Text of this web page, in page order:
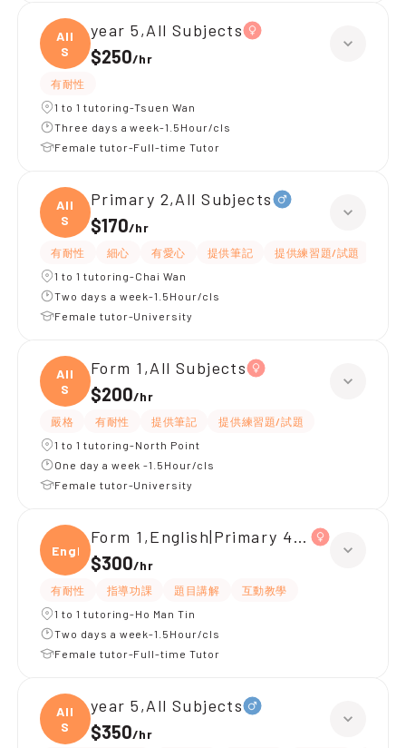
All
S
year 5,All Subjects
$250/hr
有耐性
1 to 1 tutoring-Tsuen Wan
Three days a week-1.5Hour/cls
Female tutor-Full-time Tutor
All
S
Primary 2,All Subjects
$170/hr
有耐性 細心 有愛心 提供筆記 提供練習題/試題
1 to 1 tutoring-Chai Wan
Two days a week-1.5Hour/cls
Female tutor-University
All
S
Form 1,All Subjects
$200/hr
嚴格 有耐性 提供筆記
提供練習題/試題
1 to 1 tutoring-North Point
One day a week -1.5Hour/cls
Female tutor-University
Engli
Form 1,English|Primary 4,All Subjects
$300/hr
有耐性 指導功課 題目講解
互動教學
1 to 1 tutoring-Ho Man Tin
Two days a week-1.5Hour/cls
Female tutor-Full-time Tutor
All
S
year 5,All Subjects
$350/hr